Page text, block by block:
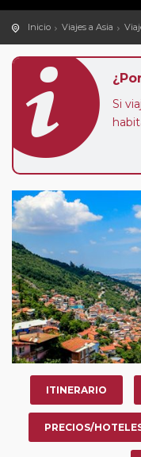
Inicio Viajes a Asia
Si
ITINERARIO
PRECIOS/